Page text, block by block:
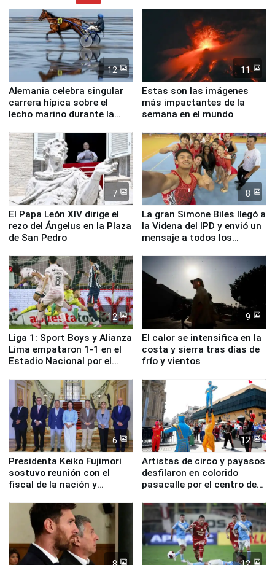
12
Alemania celebra singular
carrera hípica sobre el
lecho marino durante la
11
Estas son las imágenes
más impactantes de la
semana en el mundo
7
El Papa León XIV dirige el
rezo del Ángelus en la Plaza
de San Pedro
8
La gran Simone Biles llegó a
la Videna del IPD y envió un
mensaje a todos los
12
Liga 1: Sport Boys y Alianza
Lima empataron 1-1 en el
Estadio Nacional por el
9
El calor se intensifica en la
costa y sierra tras días de
frío y vientos
6
Presidenta Keiko Fujimori
sostuvo reunión con el
fiscal de la nación y
12
Artistas de circo y payasos
desfilaron en colorido
pasacalle por el centro de